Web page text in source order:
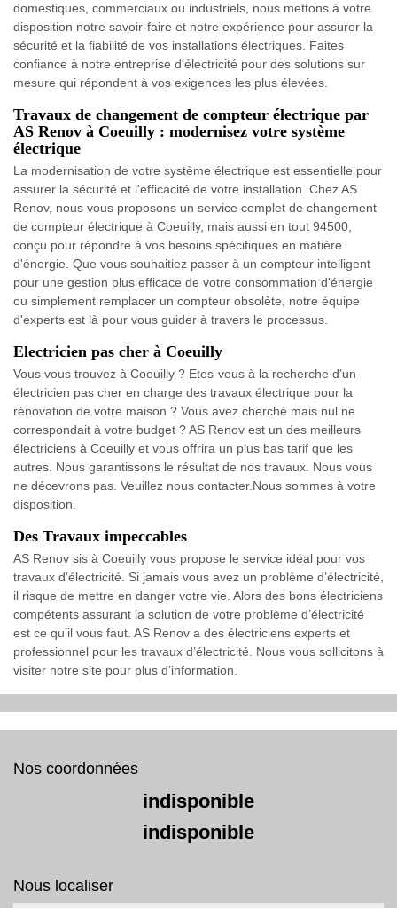
domestiques, commerciaux ou industriels, nous mettons à votre
disposition notre savoir-faire et notre expérience pour assurer la
sécurité et la fiabilité de vos installations électriques. Faites
confiance à notre entreprise d'électricité pour des solutions sur
mesure qui répondent à vos exigences les plus élevées.
Travaux de changement de compteur électrique par
AS Renov à Coeuilly : modernisez votre système
électrique
La modernisation de votre système électrique est essentielle pour
assurer la sécurité et l'efficacité de votre installation. Chez AS
Renov, nous vous proposons un service complet de changement
de compteur électrique à Coeuilly, mais aussi en tout 94500,
conçu pour répondre à vos besoins spécifiques en matière
d'énergie. Que vous souhaitiez passer à un compteur intelligent
pour une gestion plus efficace de votre consommation d'énergie
ou simplement remplacer un compteur obsolète, notre équipe
d'experts est là pour vous guider à travers le processus.
Electricien pas cher à Coeuilly
Vous vous trouvez à Coeuilly ? Etes-vous à la recherche d’un
électricien pas cher en charge des travaux électrique pour la
rénovation de votre maison ? Vous avez cherché mais nul ne
correspondait à votre budget ? AS Renov est un des meilleurs
électriciens à Coeuilly et vous offrira un plus bas tarif que les
autres. Nous garantissons le résultat de nos travaux. Nous vous
ne décevrons pas. Veuillez nous contacter.Nous sommes à votre
disposition.
Des Travaux impeccables
AS Renov sis à Coeuilly vous propose le service idéal pour vos
travaux d’électricité. Si jamais vous avez un problème d’électricité,
il risque de mettre en danger votre vie. Alors des bons électriciens
compétents assurant la solution de votre problème d’électricité
est ce qu’il vous faut. AS Renov a des électriciens experts et
professionnel pour les travaux d’électricité. Nous vous sollicitons à
visiter notre site pour plus d’information.
Nos coordonnées
indisponible
indisponible
Nous localiser